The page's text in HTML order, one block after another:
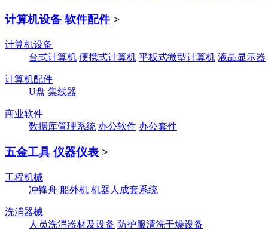
计算机设备 软件配件 >
计算机设备
台式计算机 便携式计算机 平板式微型计算机 液晶显示器
计算机配件
U盘 集线器
商业软件
数据库管理系统 办公软件 办公套件
五金工具 仪器仪表 >
工程机械
冲锋舟 船外机 机器人成套系统
洗消器械
人员洗消器材及设备 防护服清洗干燥设备